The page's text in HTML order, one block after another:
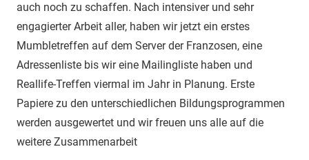
auch noch zu schaffen. Nach intensiver und sehr
engagierter Arbeit aller, haben wir jetzt ein erstes
Mumbletreffen auf dem Server der Franzosen, eine
Adressenliste bis wir eine Mailingliste haben und
Reallife-Treffen viermal im Jahr in Planung. Erste
Papiere zu den unterschiedlichen Bildungsprogrammen
werden ausgewertet und wir freuen uns alle auf die
weitere Zusammenarbeit